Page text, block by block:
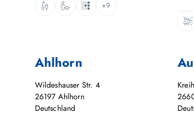
+9
Ahlhorn
Wildeshauser Str. 4
26197 Ahlhorn
Deutschland